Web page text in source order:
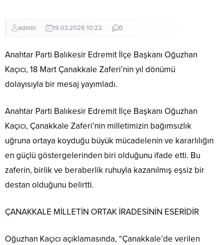
admin 19.03.2026 10:22 0
Anahtar Parti Balıkesir Edremit İlçe Başkanı Oğuzhan
Kaçıcı, 18 Mart Çanakkale Zaferi’nin yıl dönümü
dolayısıyla bir mesaj yayımladı.
Anahtar Parti Balıkesir Edremit İlçe Başkanı Oğuzhan
Kaçıcı, Çanakkale Zaferi’nin milletimizin bağımsızlık
uğruna ortaya koyduğu büyük mücadelenin ve kararlılığın
en güçlü göstergelerinden biri olduğunu ifade etti. Bu
zaferin, birlik ve beraberlik ruhuyla kazanılmış eşsiz bir
destan olduğunu belirtti.
ÇANAKKALE MİLLETİN ORTAK İRADESİNİN ESERİDİR
Oğuzhan Kaçıcı açıklamasında, “Çanakkale’de verilen